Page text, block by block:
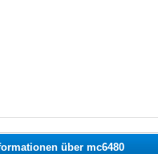
über mc6480